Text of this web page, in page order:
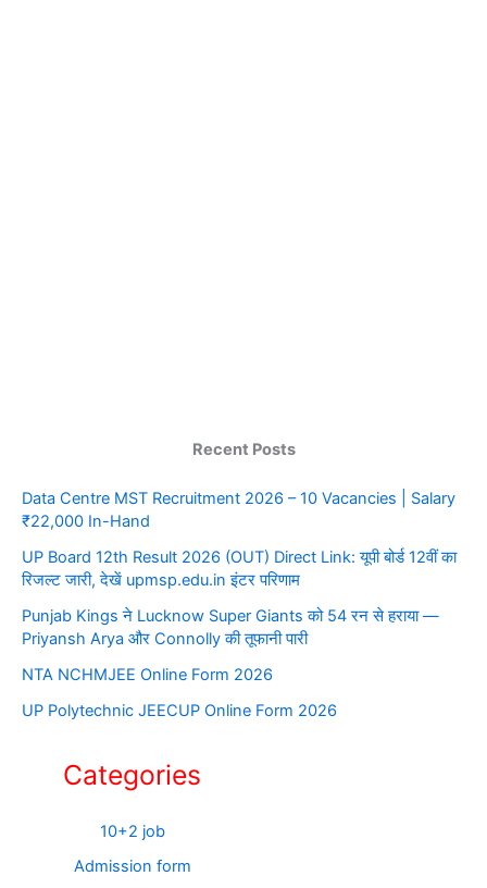
Recent Posts
Data Centre MST Recruitment 2026 – 10 Vacancies | Salary
₹22,000 In-Hand
UP Board 12th Result 2026 (OUT) Direct Link: यूपी बोर्ड 12वीं का
रिजल्ट जारी, देखें upmsp.edu.in इंटर परिणाम
Punjab Kings ने Lucknow Super Giants को 54 रन से हराया —
Priyansh Arya और Connolly की तूफानी पारी
NTA NCHMJEE Online Form 2026
UP Polytechnic JEECUP Online Form 2026
Categories
10+2 job
Admission form